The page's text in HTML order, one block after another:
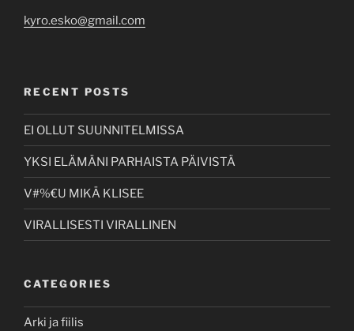
kyro.esko@gmail.com
RECENT POSTS
EI OLLUT SUUNNITELMISSA
YKSI ELÄMÄNI PARHAISTA PÄIVISTÄ
V#%€U MIKÄ KLISEE
VIRALLISESTI VIRALLINEN
CATEGORIES
Arki ja fiilis